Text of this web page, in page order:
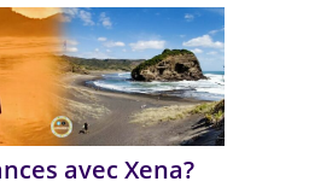
avec Xena?